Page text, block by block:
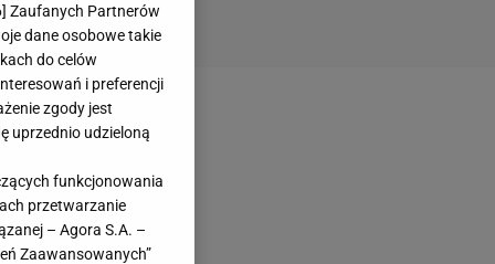
] Zaufanych Partnerów
dane osobowe takie
do celów
i preferencji
zgody jest
uprzednio udzieloną
funkcjonowania
przetwarzanie
– Agora S.A. –
Zaawansowanych”